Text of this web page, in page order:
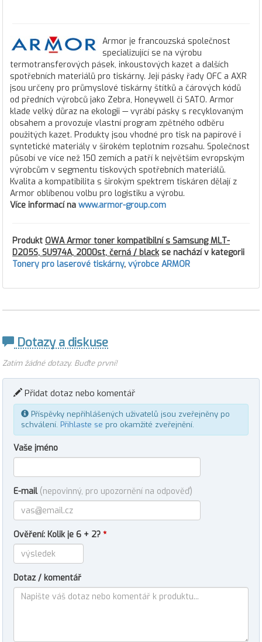
Armor je francouzská společnost
specializující se na výrobu
termotransferových pásek, inkoustových kazet a dalších
spotřebních materiálů pro tiskárny. Její pásky řady OFC a AXR
jsou určeny pro průmyslové tiskárny štítků a čárových kódů
od předních výrobců jako Zebra, Honeywell či SATO. Armor
klade velký důraz na ekologii — vyrábí pásky s recyklovaným
obsahem a provozuje vlastní program zpětného odběru
použitých kazet. Produkty jsou vhodné pro tisk na papírové i
syntetické materiály v širokém teplotním rozsahu. Společnost
působí ve více než 150 zemích a patří k největším evropským
výrobcům v segmentu tiskových spotřebních materiálů.
Kvalita a kompatibilita s širokým spektrem tiskáren dělají z
Armor oblíbenou volbu pro logistiku a výrobu.
Více informací na www.armor-group.com
Produkt OWA Armor toner kompatibilní s Samsung MLT-
D205S, SU974A, 2000st, černá / blackse nachází v kategorii
Tonery pro laserové tiskárny, výrobce ARMOR
Dotazy a diskuse
Zatím žádné dotazy. Buďte první!
Přidat dotaz nebo komentář
Příspěvky nepřihlášených uživatelů jsou zveřejněny po
schválení. Přihlaste se pro okamžité zveřejnění.
Vaše jméno
E-mail (nepovinný, pro upozornění na odpověď)
Ověření: Kolik je 6 + 2? *
Dotaz / komentář